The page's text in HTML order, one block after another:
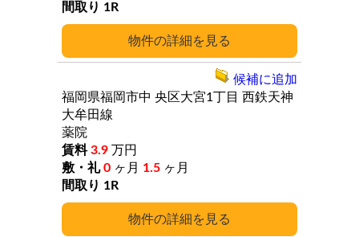
詳細
1R
詳細
福岡県福岡市中 央区大宮1丁目 西鉄天神
大牟田線
薬院
3.9 万円
0 ヶ月 1.5 ヶ月
1R
候補に追加